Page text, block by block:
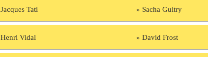
Jacques Tati
Henri Vidal
Sacha Guitry
David Frost